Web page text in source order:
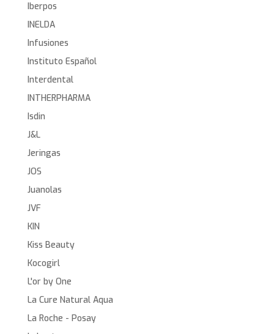
Iberpos
INELDA
Infusiones
Instituto Español
Interdental
INTHERPHARMA
Isdin
J&L
Jeringas
JOS
Juanolas
JVF
KIN
Kiss Beauty
Kocogirl
L'or by One
La Cure Natural Aqua
La Roche - Posay